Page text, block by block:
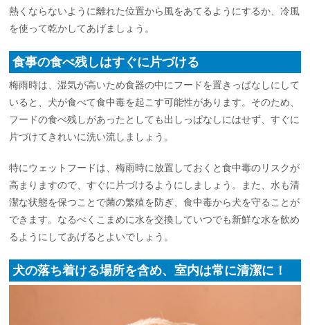
熱くならないように離れた位置から風をあてるようにするか、冷風
を使って乾かしてあげましょう。
食事の食べ残しはすぐに片づける
梅雨時は、湿気が高いため食器の中にフードを置きっぱなしにして
いると、犬が食べて食中毒を起こす可能性があります。そのため、
フードの食べ残しがあったとしても出しっぱなしにはせず、すぐに
片づけてきれいに洗い流しましょう。
特にウェットフードは、梅雨時に放置しておくと食中毒のリスクが
高まりますので、すぐに片づけるようにしましょう。また、水も清
潔な状態を保つことで菌の繁殖を防ぎ、食中毒から犬を守ることが
できます。なるべくこまめに水を交換していつでも新鮮な水を飲め
るようにしてあげるとよいでしょう。
犬の落ち着ける場所を含め、室内は常に清潔に！